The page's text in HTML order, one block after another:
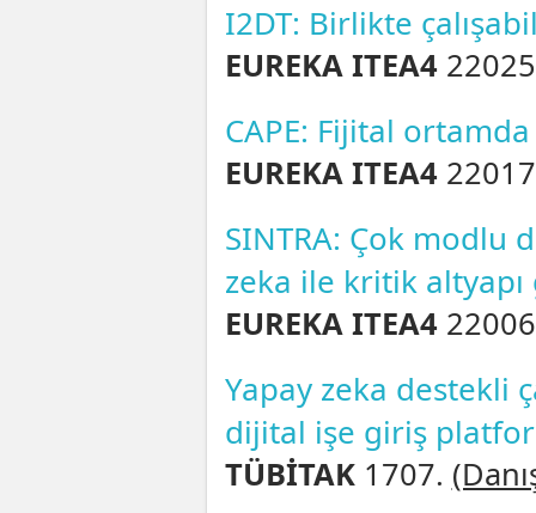
I2DT: Birlikte
EUREKA ITEA4
CAPE: Fijital
EUREKA ITEA4
SINTRA: Çok modlu
zeka ile kritik
EUREKA ITEA4
Yapay zeka destekli
dijital işe giriş
TÜBİTAK1707.